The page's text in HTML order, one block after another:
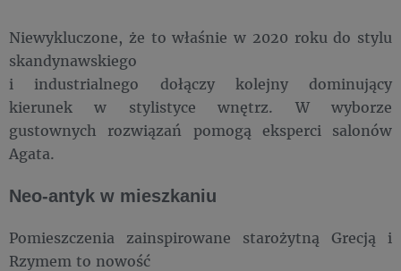
Niewykluczone, że to właśnie w 2020 roku do stylu
skandynawskiego
i industrialnego dołączy kolejny dominujący
kierunek w stylistyce wnętrz. W wyborze
gustownych rozwiązań pomogą eksperci salonów
Agata.
Neo-antyk w mieszkaniu
Pomieszczenia zainspirowane starożytną Grecją i
Rzymem to nowość